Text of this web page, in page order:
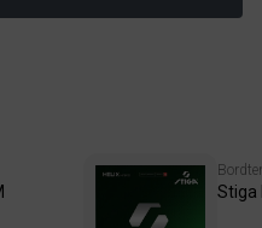
Stiga